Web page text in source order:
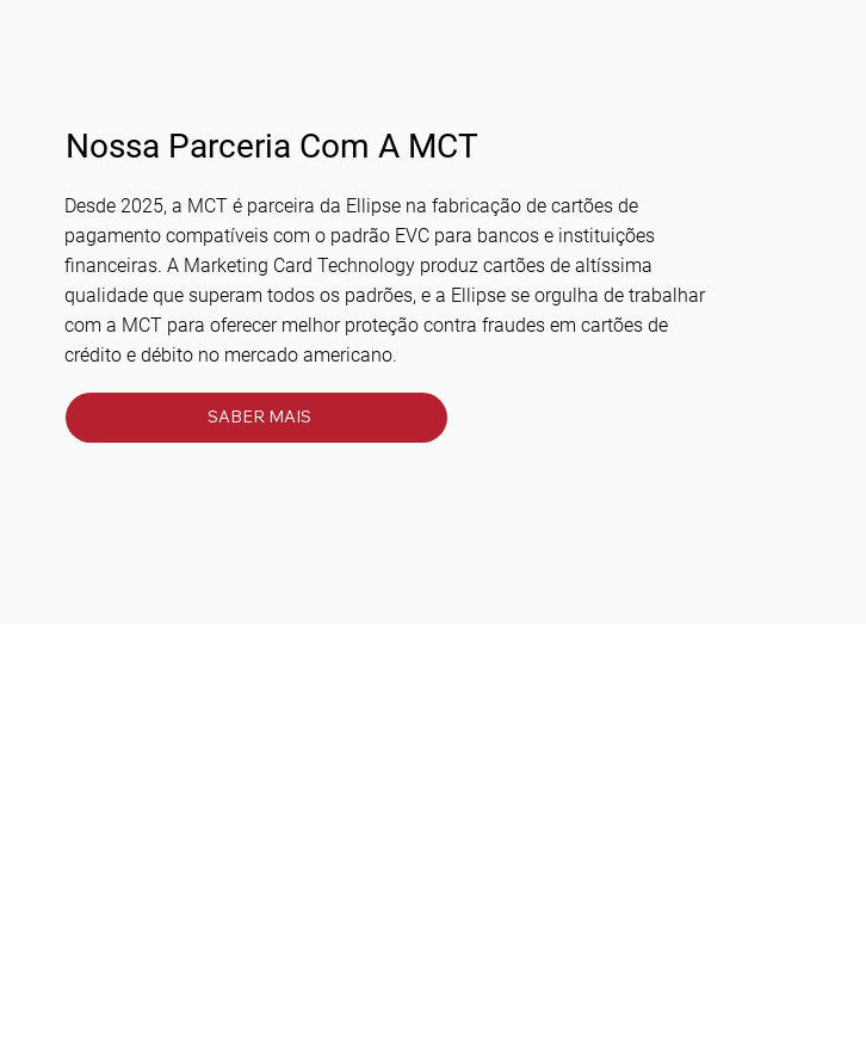
Nossa Parceria Com A MCT
Desde 2025, a MCT é parceira da Ellipse na fabricação de cartões de
pagamento compatíveis com o padrão EVC para bancos e instituições
financeiras. A Marketing Card Technology produz cartões de altíssima
qualidade que superam todos os padrões, e a Ellipse se orgulha de trabalhar
com a MCT para oferecer melhor proteção contra fraudes em cartões de
crédito e débito no mercado americano.
SABER MAIS